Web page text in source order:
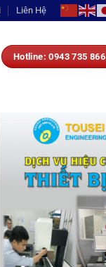
Liên Hệ
Hotline: 0943 735 866